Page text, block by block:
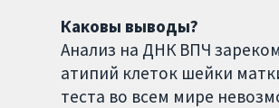
Каковы выводы?
Анализ на ДНК ВПЧ
атипий клеток шейки
теста во всем мире